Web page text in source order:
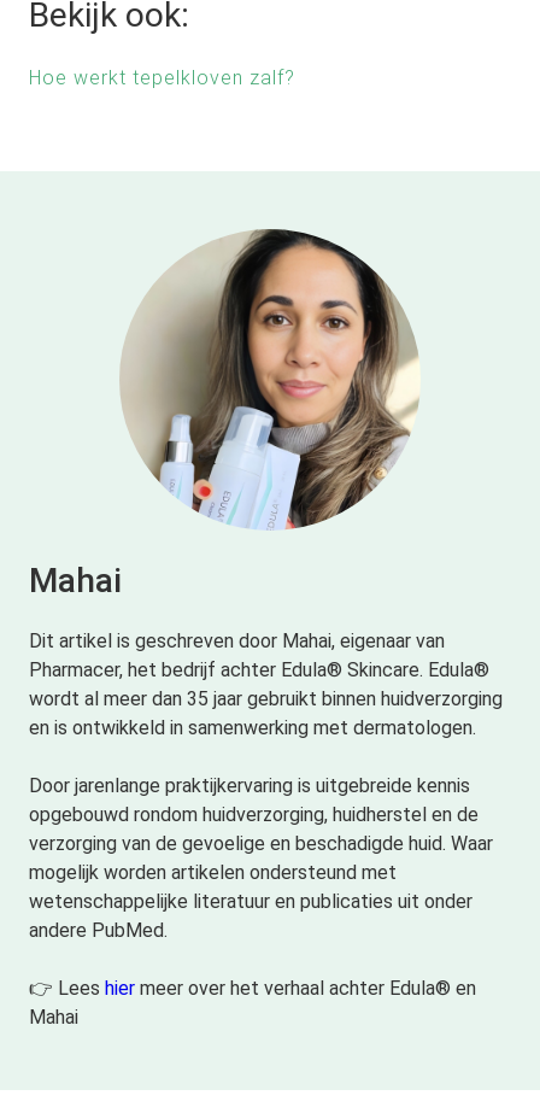
Bekijk ook:
Hoe werkt tepelkloven zalf?
Mahai
Dit artikel is geschreven door Mahai, eigenaar van
Pharmacer, het bedrijf achter Edula® Skincare. Edula®
wordt al meer dan 35 jaar gebruikt binnen huidverzorging
en is ontwikkeld in samenwerking met dermatologen.
Door jarenlange praktijkervaring is uitgebreide kennis
opgebouwd rondom huidverzorging, huidherstel en de
verzorging van de gevoelige en beschadigde huid. Waar
mogelijk worden artikelen ondersteund met
wetenschappelijke literatuur en publicaties uit onder
andere PubMed.
👉 Lees hier meer over het verhaal achter Edula® en
Mahai